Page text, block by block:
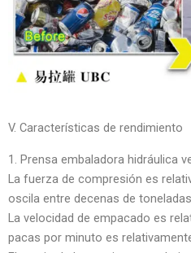
V. Características de rendimiento
1. Prensa embaladora hidráulica
La fuerza de compresión es
oscila entre decenas de
La velocidad de empacado es
pacas por minuto es